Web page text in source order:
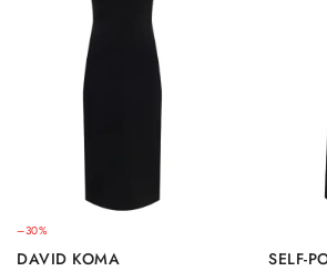
–30%
DAVID KOMA SELF-